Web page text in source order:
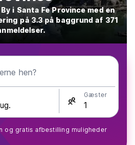
i Santa Fe Province med en
på 3.3 på baggrund af 371
hen?
Gæster
og gratis afbestilling muligheder